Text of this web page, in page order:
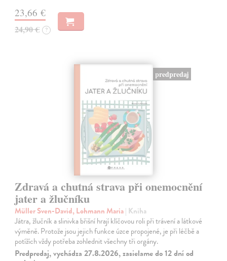
23,66 €
24,90 € ?
predpredaj
Zdravá a chutná strava při onemocnění
jater a žlučníku
Müller Sven-David, Lohmann Maria| Kniha
Játra, žlučník a slinivka břišní hrají klíčovou roli při trávení a látkové
výměně. Protože jsou jejich funkce úzce propojené, je při léčbě a
potížích vždy potřeba zohlednit všechny tři orgány.
Predpredaj, vychádza 27.8.2026, zasielame do 12 dní od